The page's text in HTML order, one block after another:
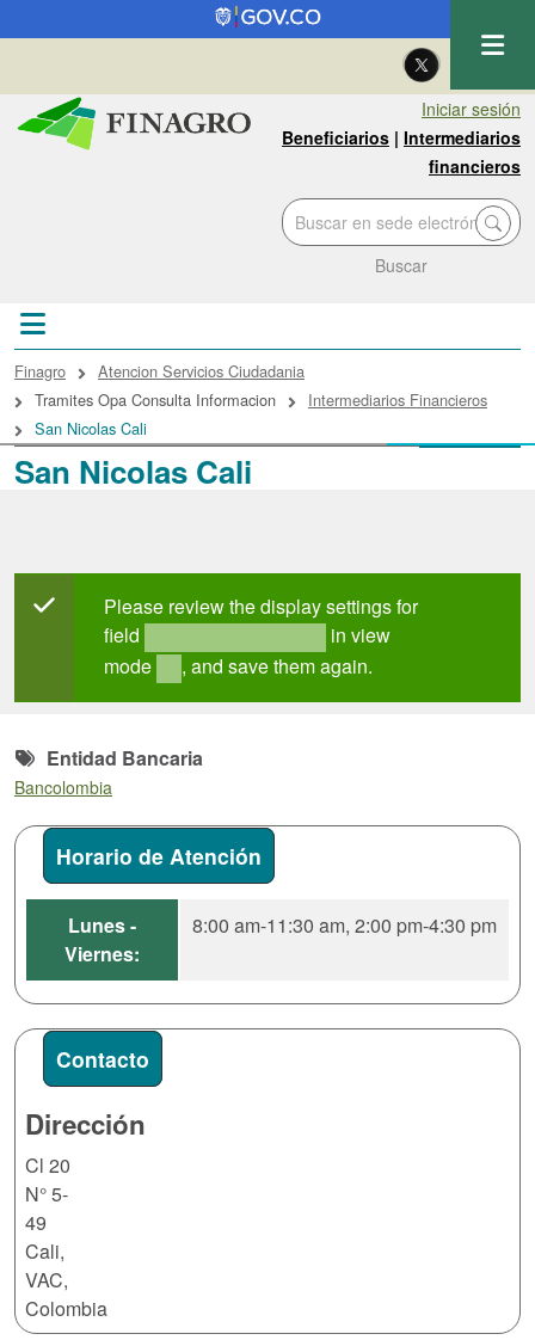
Pasar al contenido principal
| Eng
Iniciar sesión
Beneficiarios | Intermediarios
financieros
Buscar
San Nicolas Cali
enlaces de ayuda a la
Finagro
Atencion Servicios Ciudadania
Tramites Opa Consulta Informacion
Intermediarios Financieros
San Nicolas Cali
Mensaje de estado
Please review the display settings for
field
in view
mode
, and save them again.
Entidad Bancaria
Bancolombia
Horario de Atención
Lunes -
Viernes:
8:00 am-11:30 am, 2:00 pm-4:30 pm
Contacto
Dirección
Cl 20
N° 5-
49
Cali,
VAC,
Colombia